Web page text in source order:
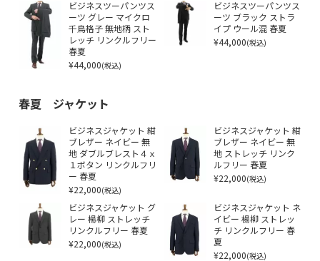
ビジネスツーパンツス
ーツ グレー マイクロ
千鳥格子 無地柄 スト
レッチ リンクルフリー
春夏
¥44,000(税込)
ビジネスツーパンツス
ーツ ブラック ストラ
イプ ウール混 春夏
¥44,000(税込)
春夏 ジャケット
ビジネスジャケット 紺
ブレザー ネイビー 無
地 ダブルブレスト４ｘ
１ボタン リンクルフリ
ー 春夏
¥22,000(税込)
ビジネスジャケット 紺
ブレザー ネイビー 無
地 ストレッチ リンク
ルフリー 春夏
¥22,000(税込)
ビジネスジャケット グ
レー 楊柳 ストレッチ
リンクルフリー 春夏
¥22,000(税込)
ビジネスジャケット ネ
イビー 楊柳 ストレッ
チ リンクルフリー 春
夏
¥22,000(税込)